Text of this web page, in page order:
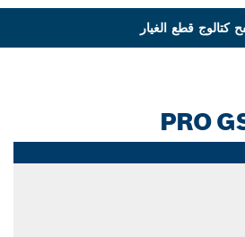
قطع الغيار